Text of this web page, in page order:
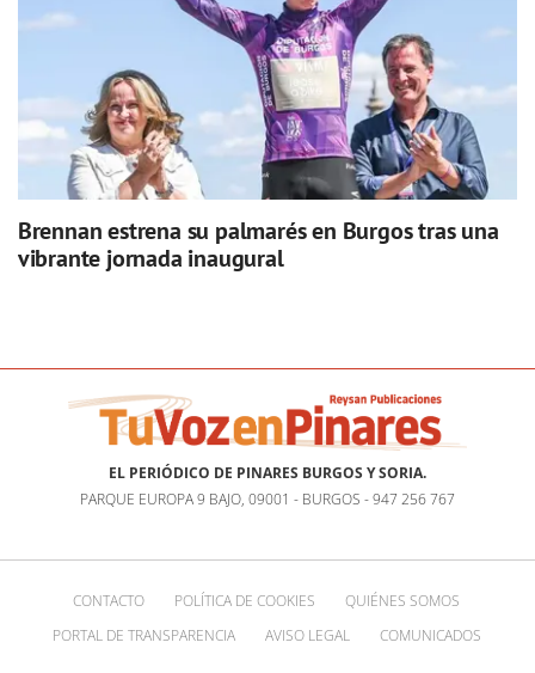
Brennan estrena su palmarés en Burgos tras una
vibrante jornada inaugural
EL PERIÓDICO DE PINARES BURGOS Y SORIA.
PARQUE EUROPA 9 BAJO, 09001 - BURGOS - 947 256 767
CONTACTO POLÍTICA DE COOKIES
QUIÉNES SOMOS
PORTAL DE TRANSPARENCIA
AVISO LEGAL COMUNICADOS